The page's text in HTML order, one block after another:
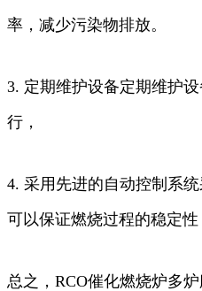
率，减少污染物排放。
3. 定期维护设备定期维护
行，
4. 采用先进的自动控制系
可以保证燃烧过程的稳定性
总之，RCO催化燃烧炉多